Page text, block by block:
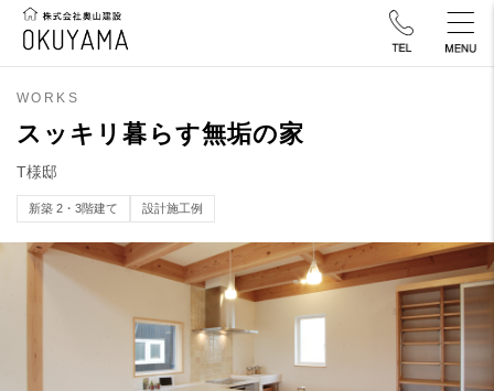
WORKS
スッキリ暮らす無垢の家
T様邸
新築 2・3階建て 設計施工例